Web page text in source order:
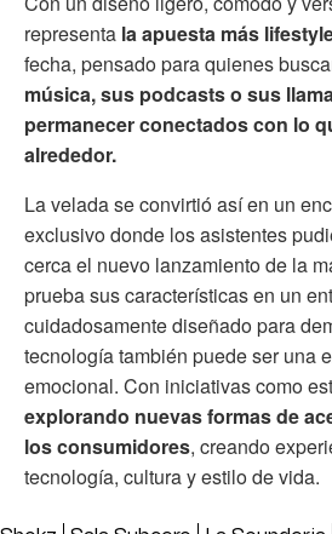
representa la apuesta más
fecha, pensado para quienes
música, sus podcasts o sus
permanecer conectados con lo
alrededor.
La velada se convirtió así en un
exclusivo donde los asistentes
cerca el nuevo lanzamiento de la
prueba sus características en un
cuidadosamente diseñado para
tecnología también puede ser una
emocional. Con iniciativas como
explorando nuevas formas de
los consumidores, creando
tecnología, cultura y estilo de vida.